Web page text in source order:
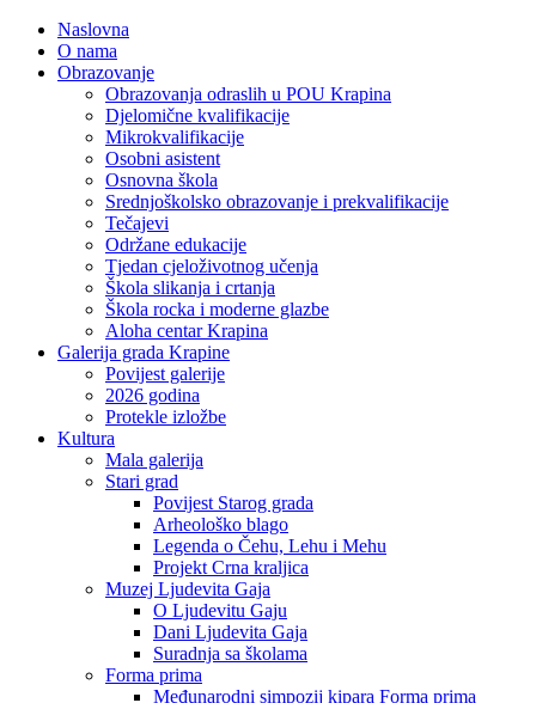
Naslovna
O nama
Obrazovanje
Obrazovanja odraslih u POU Krapina
Djelomične kvalifikacije
Mikrokvalifikacije
Osobni asistent
Osnovna škola
Srednjoškolsko obrazovanje i prekvalifikacije
Tečajevi
Održane edukacije
Tjedan cjeloživotnog učenja
Škola slikanja i crtanja
Škola rocka i moderne glazbe
Aloha centar Krapina
Galerija grada Krapine
Povijest galerije
2026 godina
Protekle izložbe
Kultura
Mala galerija
Stari grad
Povijest Starog grada
Arheološko blago
Legenda o Čehu, Lehu i Mehu
Projekt Crna kraljica
Muzej Ljudevita Gaja
O Ljudevitu Gaju
Dani Ljudevita Gaja
Suradnja sa školama
Forma prima
Međunarodni simpozij kipara Forma prima